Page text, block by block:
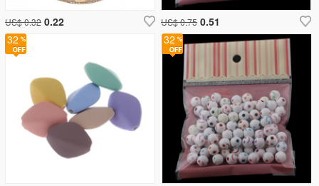
US$ 0.32 0.22 US$ 0.75 0.51
32
32